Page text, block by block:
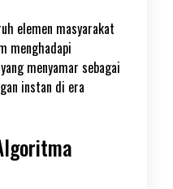
elemen masyarakat
menghadapi
menyamar sebagai
instan di era